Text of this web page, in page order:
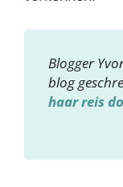
Blogger
blog
haar reis